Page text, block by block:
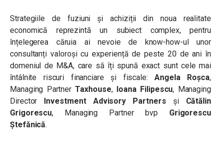
Strategiile de fuziuni și achiziții din noua realitate
economică reprezintă un subiect complex, pentru
înțelegerea căruia ai nevoie de know-how-ul unor
consultanți valoroși cu experiență de peste 20 de ani în
domeniul de M&A, care să îți spună exact sunt cele mai
întâlnite riscuri financiare și fiscale:Angela Roșca,
Managing PartnerTaxhouse, Ioana Filipescu, Managing
Director
Investment Advisory Partners și Cătălin
Grigorescu, Managing Partner bvp Grigorescu
Ștefănică.